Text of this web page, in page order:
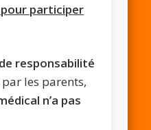
pour participer
responsabilité
les parents,
n’a pas